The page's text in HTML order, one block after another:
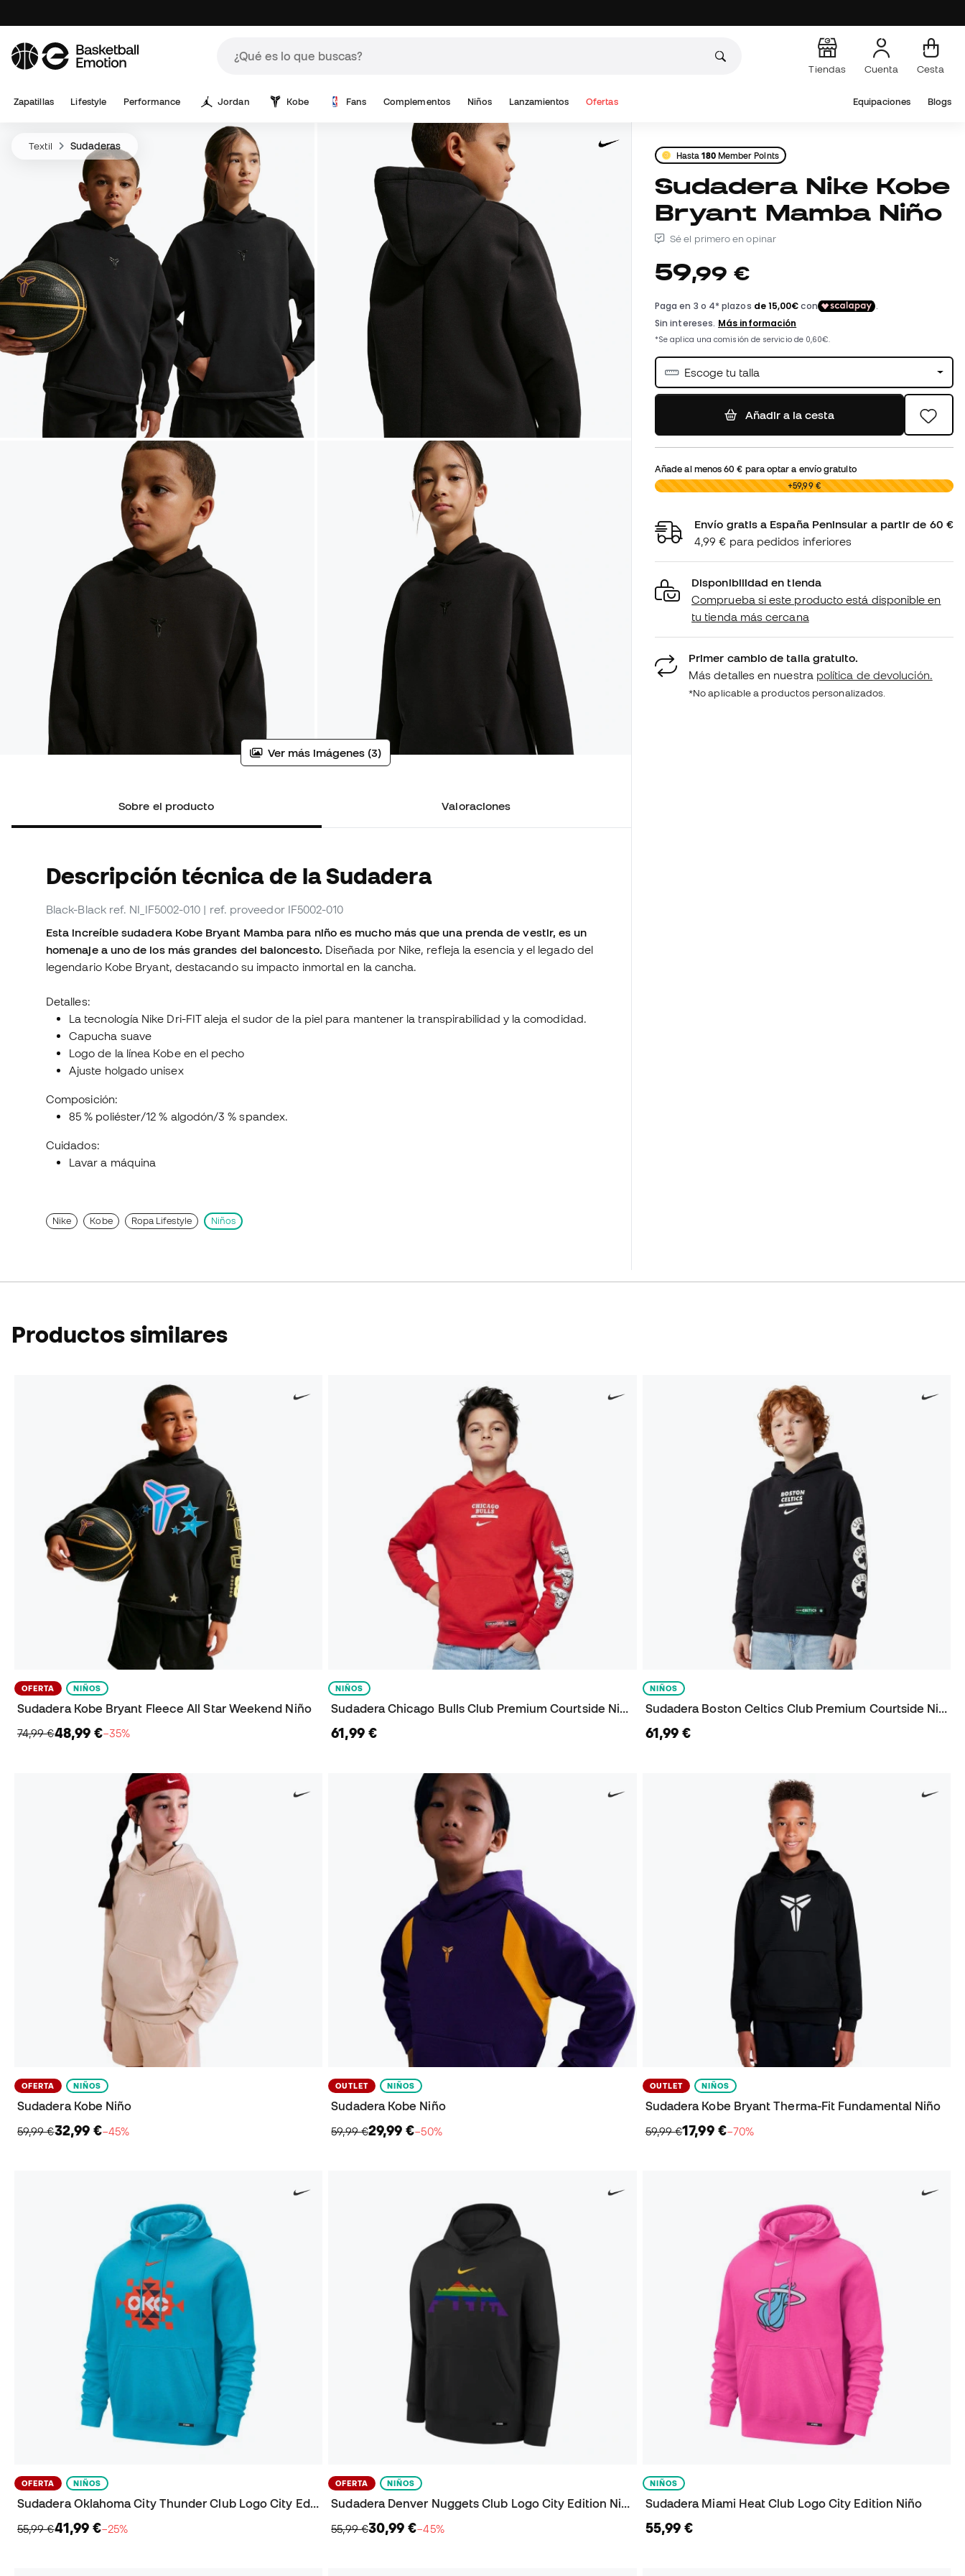
Tiendas Cuenta Cesta
Zapatillas Lifestyle Performance Jordan Kobe Fans Complementos Niños Lanzamientos Ofertas Equipaciones Blogs
Textil Sudaderas
Ver más imágenes (3)
Sobre el producto Valoraciones
Descripción técnica de la Sudadera
Black-Black ref. NI_IF5002-010 | ref. proveedor IF5002-010
Esta increíble sudadera Kobe Bryant Mamba para niño es mucho más que una prenda de vestir, es un
homenaje a uno de los más grandes del baloncesto. Diseñada por Nike, refleja la esencia y el legado del
legendario Kobe Bryant, destacando su impacto inmortal en la cancha.
Detalles:
La tecnología Nike Dri-FIT aleja el sudor de la piel para mantener la transpirabilidad y la comodidad.
Capucha suave
Logo de la línea Kobe en el pecho
Ajuste holgado unisex
Composición:
85 % poliéster/12 % algodón/3 % spandex.
Cuidados:
Lavar a máquina
Nike Kobe Ropa Lifestyle Niños
Hasta180Member Points
Sudadera Nike Kobe
Bryant Mamba Niño
Sé el primero en opinar
59,99 €
Escoge tu talla
Añadir a la cesta
Añade al menos60 € para optar a envío gratuito
0,00 € +59,99 €
Envío gratis a España Peninsular a partir de 60 €
4,99 € para pedidos inferiores
Disponibilidad en tienda
Comprueba si este producto está disponible en
tu tienda más cercana
Primer cambio de talla gratuito.
Más detalles en nuestra política de devolución.
*No aplicable a productos personalizados.
Productos similares
OFERTA NIÑOS
Sudadera Kobe Bryant Fleece All Star Weekend Niño
74,99 €48,99 €−35%
NIÑOS
Sudadera Chicago Bulls Club Premium Courtside Niño
61,99 €
NIÑOS
Sudadera Boston Celtics Club Premium Courtside Niño
61,99 €
OFERTA NIÑOS
Sudadera Kobe Niño
59,99 €32,99 €−45%
OUTLET NIÑOS
Sudadera Kobe Niño
59,99 €29,99 €−50%
OUTLET NIÑOS
Sudadera Kobe Bryant Therma-Fit Fundamental Niño
59,99 €17,99 €−70%
OFERTA NIÑOS
Sudadera Oklahoma City Thunder Club Logo City Edition Niño
55,99 €41,99 €−25%
OFERTA NIÑOS
Sudadera Denver Nuggets Club Logo City Edition Niño
55,99 €30,99 €−45%
NIÑOS
Sudadera Miami Heat Club Logo City Edition Niño
55,99 €